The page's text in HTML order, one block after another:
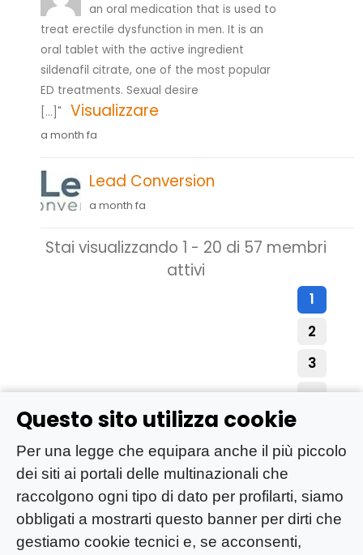
Questo sito utilizza cookie
Per una legge che equipara anche il più piccolo
dei siti ai portali delle multinazionali che
raccolgono ogni tipo di dato per profilarti, siamo
obbligati a mostrarti questo banner per dirti che
gestiamo cookie tecnici e, se acconsenti,
an oral medication that is used to
treat erectile dysfunction in men. It is an
oral tablet with the active ingredient
sildenafil citrate, one of the most popular
ED treatments. Sexual desire
[…]"
Visualizzare
a month fa
Lead Conversion
a month fa
Stai visualizzando 1 - 20 di 57 membri
attivi
1
2
3
→